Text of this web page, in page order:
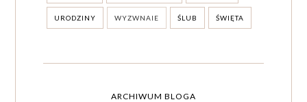
URODZINY WYZWNAIE ŚLUB ŚWIĘTA
ARCHIWUM BLOGA